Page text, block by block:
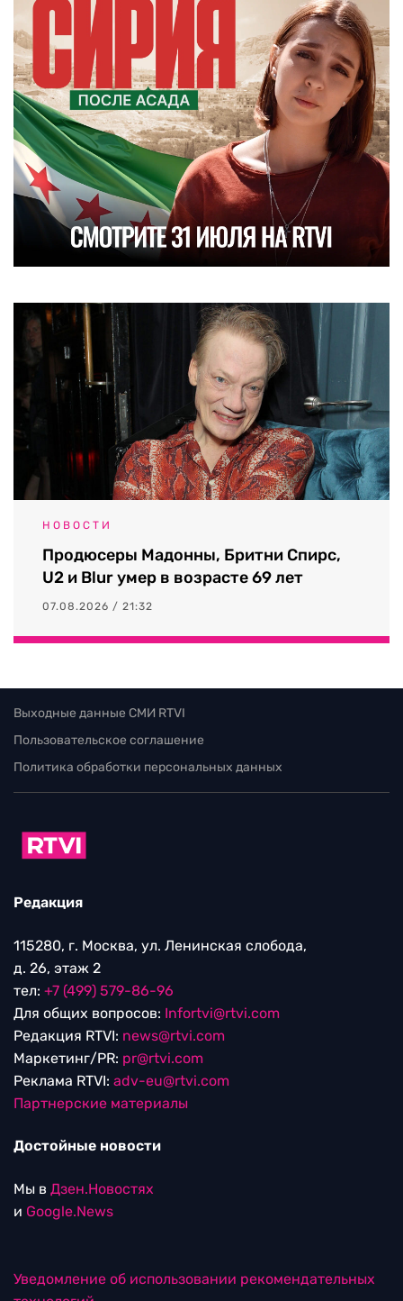
НОВОСТИ
Продюсеры Мадонны, Бритни Спирс,
U2 и Blur умер в возрасте 69 лет
07.08.2026 / 21:32
Выходные данные СМИ RTVI
Пользовательское соглашение
Политика обработки персональных данных
Редакция
115280, г. Москва, ул. Ленинская слобода,
д. 26, этаж 2
тел: +7 (499) 579-86-96
Для общих вопросов: Infortvi@rtvi.com
Редакция RTVI: news@rtvi.com
Маркетинг/PR: pr@rtvi.com
Реклама RTVI: adv-eu@rtvi.com
Партнерские материалы
Достойные новости
Мы в Дзен.Новостях
и Google.News
Уведомление об использовании рекомендательных